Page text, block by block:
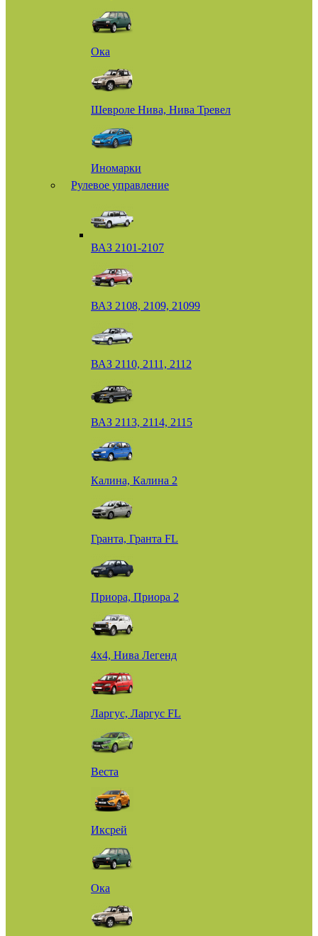
Ока
Шевроле Нива, Нива Тревел
Иномарки
Рулевое управление
ВАЗ 2101-2107
ВАЗ 2108, 2109, 21099
ВАЗ 2110, 2111, 2112
ВАЗ 2113, 2114, 2115
Калина, Калина 2
Гранта, Гранта FL
Приора, Приора 2
4х4, Нива Легенд
Ларгус, Ларгус FL
Веста
Иксрей
Ока